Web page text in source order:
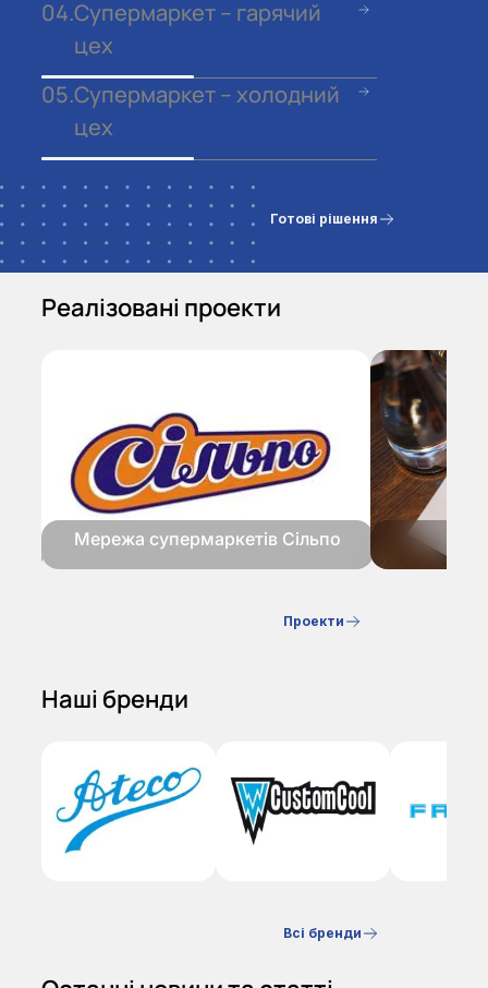
04.Супермаркет – гарячий
цех
05.Супермаркет – холодний
цех
Готові рішення
Реалізовані проекти
Мережа супермаркетів Сільпо
Проекти
Наші бренди
Всі бренди